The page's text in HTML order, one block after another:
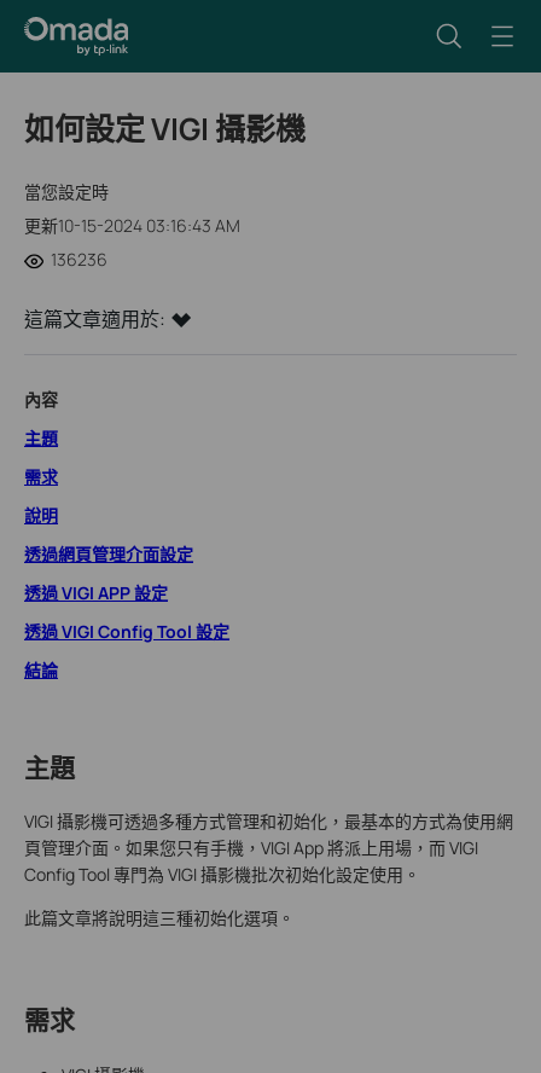
如何設定 VIGI 攝影機
當您設定時
更新10-15-2024 03:16:43 AM
136236
這篇文章適用於:
內容
主題
需求
說明
透過網頁管理介面設定
透過 VIGI APP 設定
透過 VIGI Config Tool 設定
結論
主題
VIGI 攝影機可透過多種方式管理和初始化，最基本的方式為使用網
頁管理介面。如果您只有手機，VIGI App 將派上用場，而 VIGI
Config Tool 專門為 VIGI 攝影機批次初始化設定使用。
此篇文章將說明這三種初始化選項。
需求